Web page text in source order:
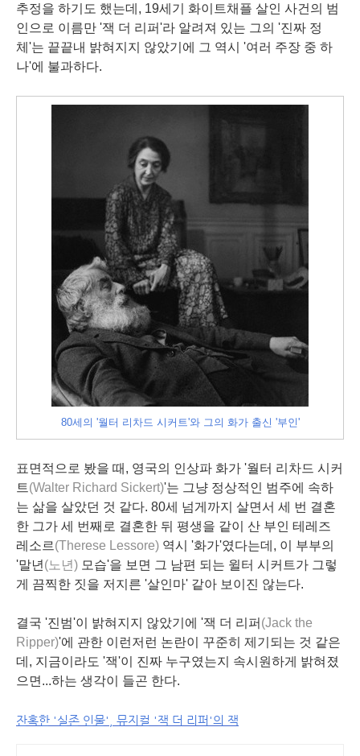
추정을 하기도 했는데, 19세기 화이트채플 살인 사건의 범
인으로 이름만 '잭 더 리퍼'라 알려져 있는 그의 '진짜 정
체'는 끝끝내 밝혀지지 않았기에 그 역시 '여러 주장 중 하
나'에 불과하다.
80세의 '월터 리차드 시커트'와 그의 화가 출신 '부인'
표면적으로 봤을 때, 영국의 인상파 화가 '월터 리차드 시커
트(Walter Richard Sickert)'는 그냥 정상적인 범주에 속하
는 삶을 살았던 것 같다. 80세 넘게까지 살면서 세 번 결혼
한 그가 세 번째로 결혼한 뒤 평생을 같이 산 부인 테레즈
레소르(Therese Lessore) 역시 '화가'였다는데, 이 부부의
'말년 (노년) 모습'을 보면 그 남편 되는 윌터 시커트가 그렇
게 끔찍한 짓을 저지른 '살인마' 같아 보이진 않는다.
결국 '진범'이 밝혀지지 않았기에 '잭 더 리퍼 (Jack the
Ripper)'에 관한 이런저런 논란이 꾸준히 제기되는 것 같은
데, 지금이라도 '잭'이 진짜 누구였는지 속시원하게 밝혀졌
으면...하는 생각이 들곤 한다.
잔혹한 '실존 인물', 뮤지컬 '잭 더 리퍼'의 잭